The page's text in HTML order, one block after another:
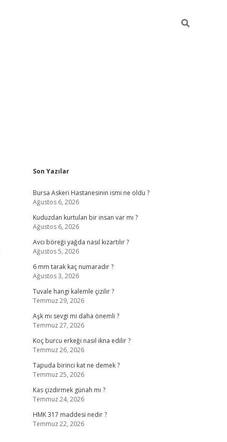
Sidebar
Son Yazılar
Bursa Askeri Hastanesinin ismi ne oldu ?
Ağustos 6, 2026
Kuduzdan kurtulan bir insan var mı ?
Ağustos 6, 2026
Avcı böreği yağda nasıl kızartılır ?
Ağustos 5, 2026
6 mm tarak kaç numaradır ?
Ağustos 3, 2026
Tuvale hangi kalemle çizilir ?
Temmuz 29, 2026
Aşk mı sevgi mi daha önemli ?
Temmuz 27, 2026
Koç burcu erkeği nasıl ikna edilir ?
Temmuz 26, 2026
Tapuda birinci kat ne demek ?
Temmuz 25, 2026
Kas çizdirmek günah mı ?
Temmuz 24, 2026
HMK 317 maddesi nedir ?
Temmuz 22, 2026